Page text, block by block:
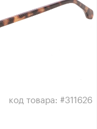
код товара: #311626